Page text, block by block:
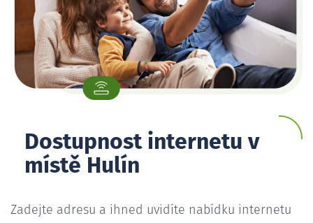
Dostupnost internetu v
místě Hulín
Zadejte adresu a ihned uvidíte nabídku internetu